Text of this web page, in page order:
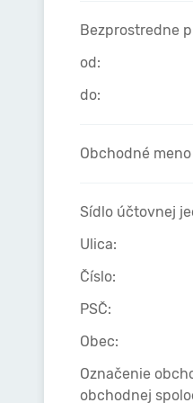
Bezprostredne
od:
do:
Obchodné
Sídlo účtovnej
Ulica:
Číslo:
PSČ:
Obec:
Označenie
obchodnej